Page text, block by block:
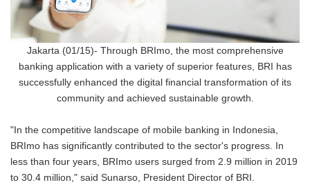
Jakarta (01/15)- Through BRImo, the most comprehensive
banking application with a variety of superior features, BRI has
successfully enhanced the digital financial transformation of its
community and achieved sustainable growth.
"In the competitive landscape of mobile banking in Indonesia,
BRImo has significantly contributed to the sector's progress. In
less than four years, BRImo users surged from 2.9 million in 2019
to 30.4 million," said Sunarso, President Director of BRI.